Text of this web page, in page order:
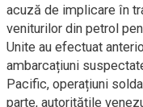
acuză de implicare în
veniturilor din petrol
Unite au efectuat
ambarcațiuni
Pacific, operațiuni
parte, autoritățile